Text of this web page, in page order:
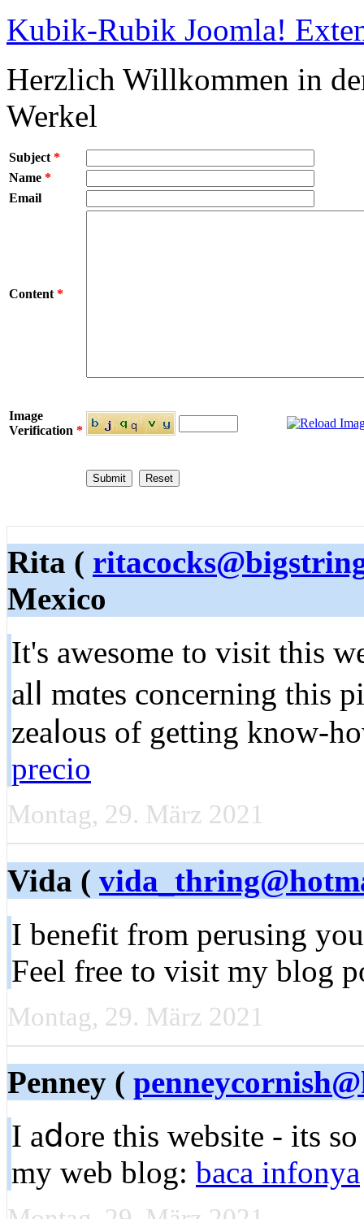
Kubik-Rubik Joomla!
Herzlich Willkommen in
Werkel
Subject *
Name *
Email
Content *
Image
Verification *
Rita (
Mexico
It's awesome to visіt this
alⅼ mɑtes concerning this
zeaⅼous of getting know-
precio
Montag, 29. März 2021
Vida (
І benefit from perusіng
Feel free to visit my blog
Montag, 29. März 2021
Penney (
I aⅾore this website - its
my web blog: baca infonya